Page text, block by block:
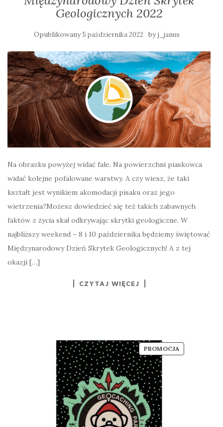
Geologicznych 2022
Opublikowany5 października 2022 byj_janus
Na obrazku powyżej widać fale. Na powierzchni piaskowca
widać kolejne pofalowane warstwy. A czy wiesz, że taki
kształt jest wynikiem akomodacji pisaku oraz jego
wietrzenia?Możesz dowiedzieć się też takich zabawnych
faktów z życia skał odkrywając skrytki geologiczne. W
najbliższy weekend – 8 i 10 października będziemy świętować
Międzynarodowy Dzień Skrytek Geologicznych! A z tej
okazji […]
CZYTAJ WIĘCEJ
PROMOCJAPRODUKT
W